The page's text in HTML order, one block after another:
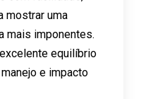
mostrar uma
mais imponentes.
equilíbrio
e impacto